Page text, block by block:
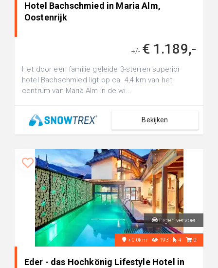
Hotel Bachschmied in Maria Alm,
Oostenrijk
+/- € 1.189,-
Het door een familie geleide 3-sterren superior
hotel Bachschmied ligt op ca. 4,4 km van het
centrum van Maria Alm in de wi...
Bekijken
Eigen vervoer
+0.0km 193 4 0
Eder - das Hochkönig Lifestyle Hotel in